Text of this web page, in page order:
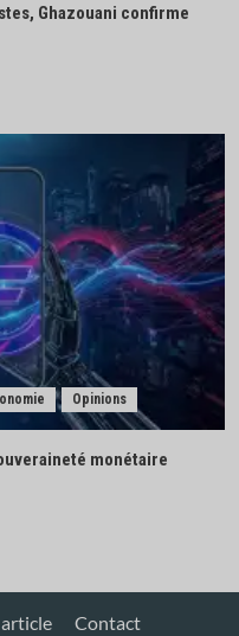
Ghazouani confirme
Opinions
monétaire
Contact